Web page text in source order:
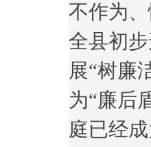
不作为
全县初
展“树廉
为“廉后
庭已经